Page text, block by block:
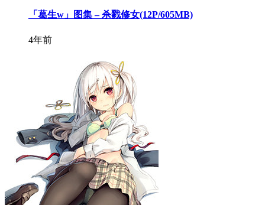
「葛生w」图集 – 杀戮修女(12P/605MB)
4年前